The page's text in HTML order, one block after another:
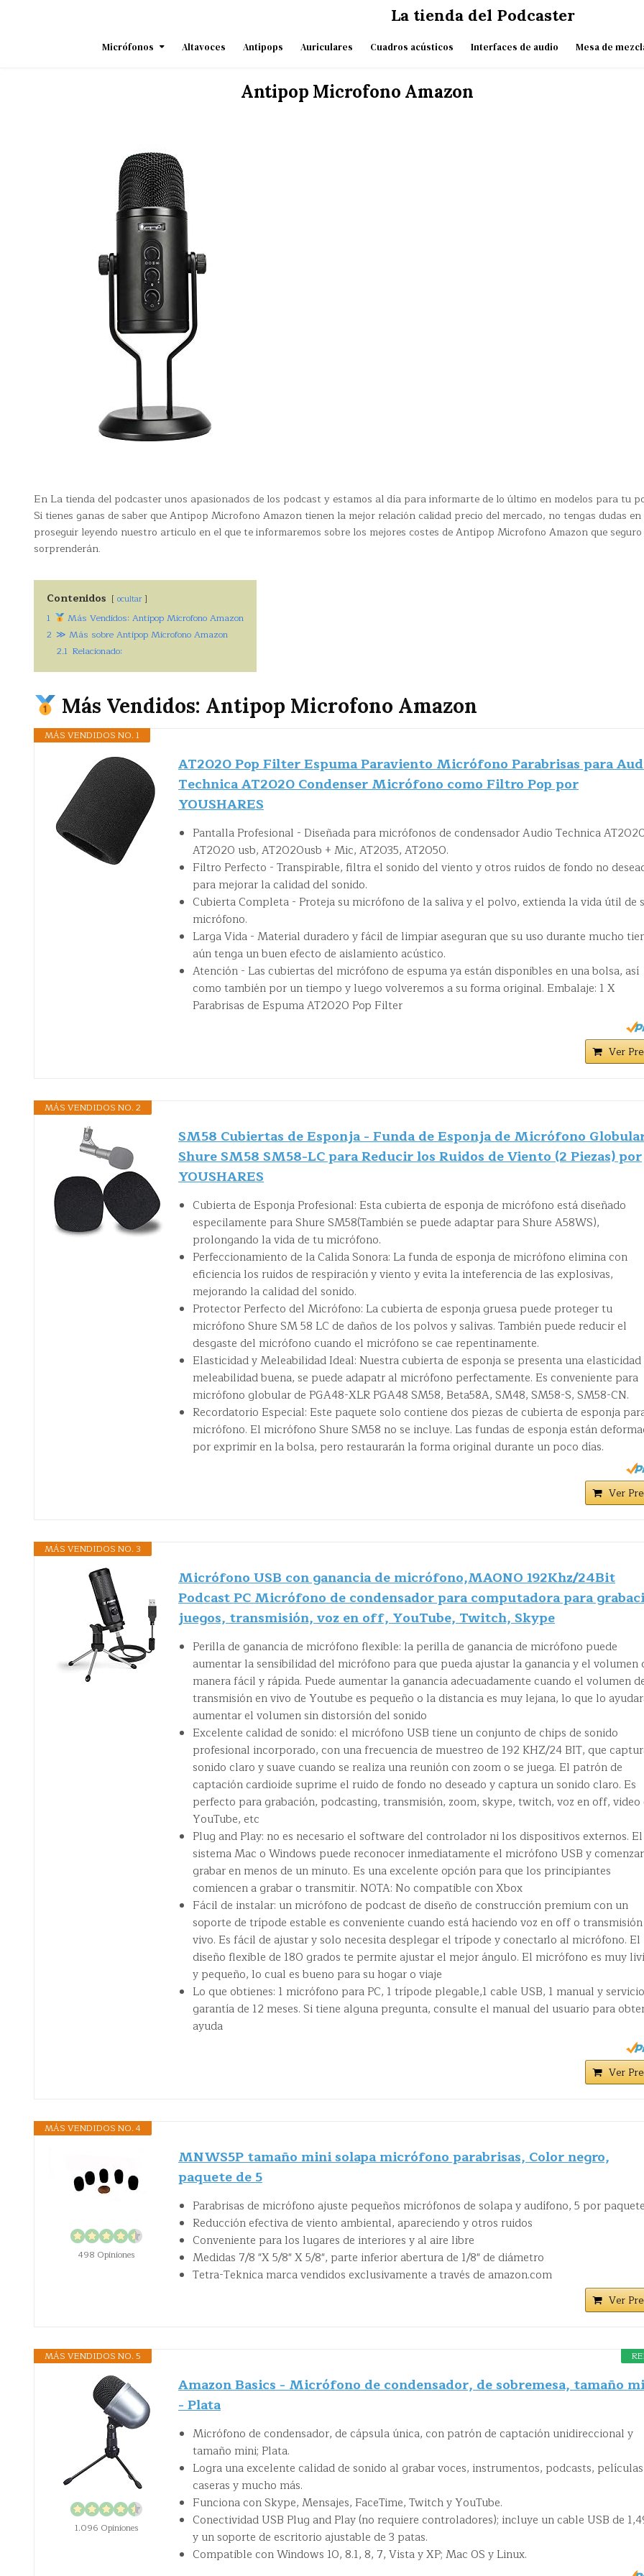
La tienda del Podcaster
Micrófonos Altavoces Antipops Auriculares Cuadros acústicos Interfaces de audio Mesa de
Antipop Microfono Amazon
En La tienda del podcaster unos apasionados de los podcast y estamos al día para informarte de lo último en modelos para tu
Si tienes ganas de saber que Antipop Microfono Amazon tienen la mejor relación calidad precio del mercado, no tengas dudas en
proseguir leyendo nuestro articulo en el que te informaremos sobre los mejores costes de Antipop Microfono Amazon que
sorprenderán.
Contenidos ocultar
1
Más Vendidos: Antipop Microfono Amazon
2 ≫ Más sobre Antipop Microfono Amazon
2.1 Relacionado:
Más Vendidos: Antipop Microfono Amazon
MÁS VENDIDOS NO. 1
AT2020 Pop Filter Espuma Paraviento Micrófono Parabrisas para
Technica AT2020 Condenser Micrófono como Filtro Pop por
YOUSHARES
Pantalla Profesional - Diseñada para micrófonos de condensador Audio Technica
AT2020 usb, AT2020usb + Mic, AT2035, AT2050.
Filtro Perfecto - Transpirable, filtra el sonido del viento y otros ruidos de fondo no
para mejorar la calidad del sonido.
Cubierta Completa - Proteja su micrófono de la saliva y el polvo, extienda la vida útil de
micrófono.
Larga Vida - Material duradero y fácil de limpiar aseguran que su uso durante mucho
aún tenga un buen efecto de aislamiento acústico.
Atención - Las cubiertas del micrófono de espuma ya están disponibles en una bolsa, así
como también por un tiempo y luego volveremos a su forma original. Embalaje: 1 X
Parabrisas de Espuma AT2020 Pop Filter
Ver
MÁS VENDIDOS NO. 2
SM58 Cubiertas de Esponja - Funda de Esponja de Micrófono
Shure SM58 SM58-LC para Reducir los Ruidos de Viento (2 Piezas) por
YOUSHARES
Cubierta de Esponja Profesional: Esta cubierta de esponja de micrófono está diseñado
especilamente para Shure SM58(También se puede adaptar para Shure A58WS),
prolongando la vida de tu micrófono.
Perfeccionamiento de la Calida Sonora: La funda de esponja de micrófono elimina con
eficiencia los ruidos de respiración y viento y evita la inteferencia de las explosivas,
mejorando la calidad del sonido.
Protector Perfecto del Micrófono: La cubierta de esponja gruesa puede proteger tu
micrófono Shure SM 58 LC de daños de los polvos y salivas. También puede reducir el
desgaste del micrófono cuando el micrófono se cae repentinamente.
Elasticidad y Meleabilidad Ideal: Nuestra cubierta de esponja se presenta una
meleabilidad buena, se puede adapatr al micrófono perfectamente. Es conveniente para
micrófono globular de PGA48-XLR PGA48 SM58, Beta58A, SM48, SM58-S, SM58-CN.
Recordatorio Especial: Este paquete solo contiene dos piezas de cubierta de esponja
micrófono. El micrófono Shure SM58 no se incluye. Las fundas de esponja están
por exprimir en la bolsa, pero restaurarán la forma original durante un poco días.
Ver
MÁS VENDIDOS NO. 3
Micrófono USB con ganancia de micrófono,MAONO 192Khz/24Bit
Podcast PC Micrófono de condensador para computadora para
juegos, transmisión, voz en off, YouTube, Twitch, Skype
Perilla de ganancia de micrófono flexible: la perilla de ganancia de micrófono puede
aumentar la sensibilidad del micrófono para que pueda ajustar la ganancia y el volumen
manera fácil y rápida. Puede aumentar la ganancia adecuadamente cuando el volumen
transmisión en vivo de Youtube es pequeño o la distancia es muy lejana, lo que lo
aumentar el volumen sin distorsión del sonido
Excelente calidad de sonido: el micrófono USB tiene un conjunto de chips de sonido
profesional incorporado, con una frecuencia de muestreo de 192 KHZ/24 BIT, que
sonido claro y suave cuando se realiza una reunión con zoom o se juega. El patrón de
captación cardioide suprime el ruido de fondo no deseado y captura un sonido claro. Es
perfecto para grabación, podcasting, transmisión, zoom, skype, twitch, voz en off, video
YouTube, etc
Plug and Play: no es necesario el software del controlador ni los dispositivos externos. El
sistema Mac o Windows puede reconocer inmediatamente el micrófono USB y
grabar en menos de un minuto. Es una excelente opción para que los principiantes
comiencen a grabar o transmitir. NOTA: No compatible con Xbox
Fácil de instalar: un micrófono de podcast de diseño de construcción premium con un
soporte de trípode estable es conveniente cuando está haciendo voz en off o
vivo. Es fácil de ajustar y solo necesita desplegar el trípode y conectarlo al micrófono. El
diseño flexible de 180 grados te permite ajustar el mejor ángulo. El micrófono es muy
y pequeño, lo cual es bueno para su hogar o viaje
Lo que obtienes: 1 micrófono para PC, 1 trípode plegable,1 cable USB, 1 manual y
garantía de 12 meses. Si tiene alguna pregunta, consulte el manual del usuario para
ayuda
Ver
MÁS VENDIDOS NO. 4
498 Opiniones
MNWS5P tamaño mini solapa micrófono parabrisas, Color negro,
paquete de 5
Parabrisas de micrófono ajuste pequeños micrófonos de solapa y audífono, 5 por paquete
Reducción efectiva de viento ambiental, apareciendo y otros ruidos
Conveniente para los lugares de interiores y al aire libre
Medidas 7/8 "X 5/8" X 5/8", parte inferior abertura de 1/8" de diámetro
Tetra-Teknica marca vendidos exclusivamente a través de amazon.com
Ver
MÁS VENDIDOS NO. 5
1.096 Opiniones
Amazon Basics - Micrófono de condensador, de sobremesa, tamaño
- Plata
Micrófono de condensador, de cápsula única, con patrón de captación unidireccional y
tamaño mini; Plata.
Logra una excelente calidad de sonido al grabar voces, instrumentos, podcasts, películas
caseras y mucho más.
Funciona con Skype, Mensajes, FaceTime, Twitch y YouTube.
Conectividad USB Plug and Play (no requiere controladores); incluye un cable USB de
y un soporte de escritorio ajustable de 3 patas.
Compatible con Windows 10, 8.1, 8, 7, Vista y XP; Mac OS y Linux.